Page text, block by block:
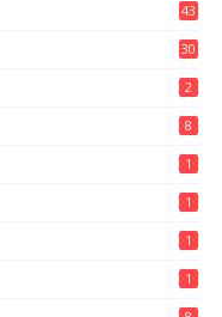
43
30
2
8
1
1
1
1